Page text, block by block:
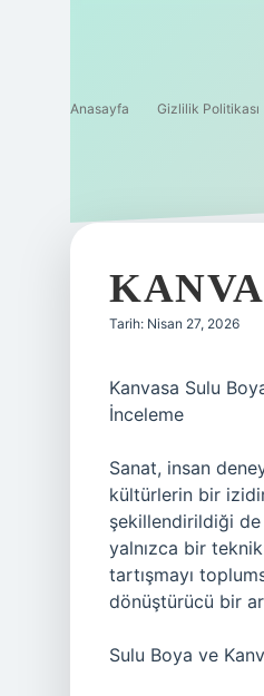
Anasayfa Gizlilik Politikası
Tarih: Nisan 27, 2026
Kanvasa Sulu
İnceleme
Sanat, insan
kültürlerin bir
şekillendirildiği de
yalnızca bir
tartışmayı
dönüştürücü bir
Sulu Boya ve